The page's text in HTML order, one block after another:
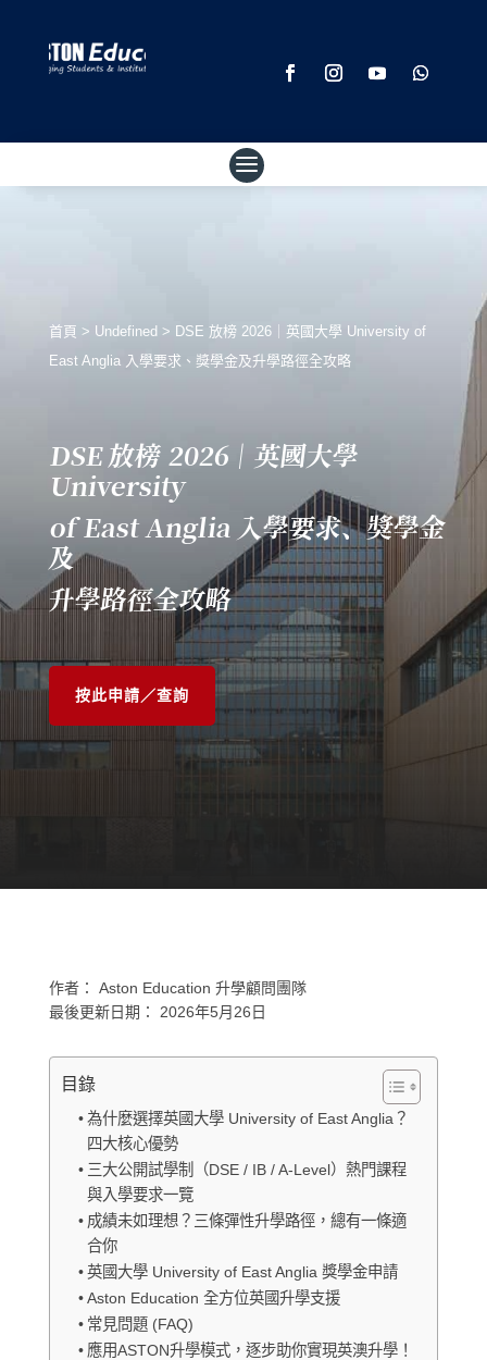
首頁 > Undefined > DSE 放榜 2026｜英國大學 University of
East Anglia 入學要求、獎學金及升學路徑全攻略
DSE 放榜 2026｜英國大學
University
of East Anglia 入學要求、獎學金
及
升學路徑全攻略
按此申請／查詢
作者：
Aston Education 升學顧問團隊
最後更新日期：
2026年5月26日
目錄
為什麼選擇英國大學 University of East Anglia？
四大核心優勢
三大公開試學制（DSE / IB / A-Level）熱門課程
與入學要求一覽
成績未如理想？三條彈性升學路徑，總有一條適
合你
英國大學 University of East Anglia 獎學金申請
Aston Education 全方位英國升學支援
常見問題 (FAQ)
應用ASTON升學模式，逐步助你實現英澳升學！